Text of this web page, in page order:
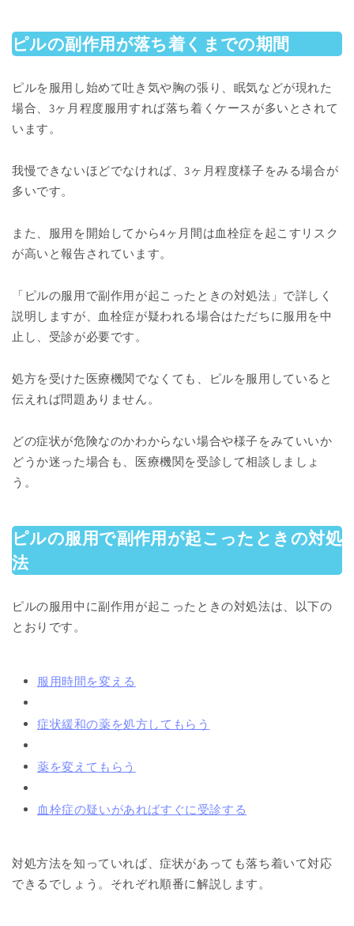
ピルの副作用が落ち着くまでの期間
ピルを服用し始めて吐き気や胸の張り、眠気などが現れた
場合、3ヶ月程度服用すれば落ち着くケースが多いとされて
います。
我慢できないほどでなければ、3ヶ月程度様子をみる場合が
多いです。
また、服用を開始してから4ヶ月間は血栓症を起こすリスク
が高いと報告されています。
「ピルの服用で副作用が起こったときの対処法」で詳しく
説明しますが、血栓症が疑われる場合はただちに服用を中
止し、受診が必要です。
処方を受けた医療機関でなくても、ピルを服用していると
伝えれば問題ありません。
どの症状が危険なのかわからない場合や様子をみていいか
どうか迷った場合も、医療機関を受診して相談しましょ
う。
ピルの服用で副作用が起こったときの対処
法
ピルの服用中に副作用が起こったときの対処法は、以下の
とおりです。
服用時間を変える
症状緩和の薬を処方してもらう
薬を変えてもらう
血栓症の疑いがあればすぐに受診する
対処方法を知っていれば、症状があっても落ち着いて対応
できるでしょう。それぞれ順番に解説します。